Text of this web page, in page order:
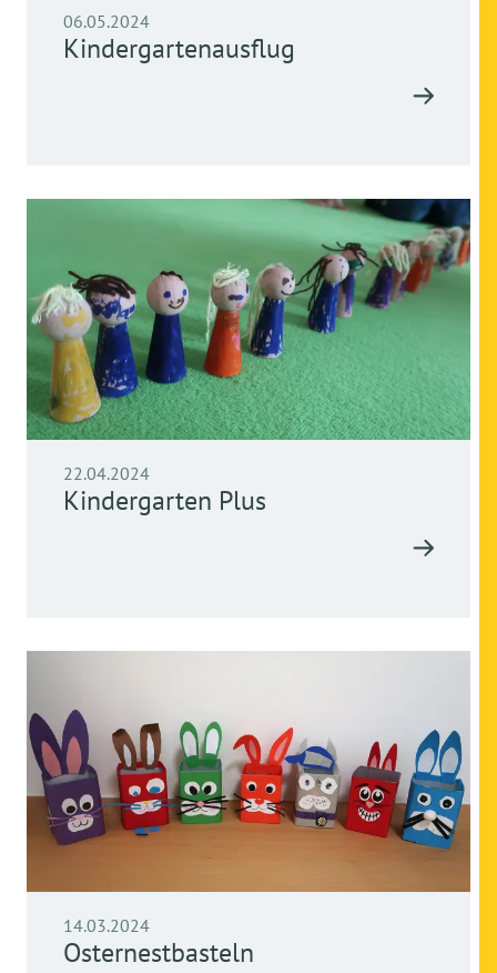
06.05.2024
Kindergartenausflug
22.04.2024
Kindergarten Plus
14.03.2024
Osternestbasteln